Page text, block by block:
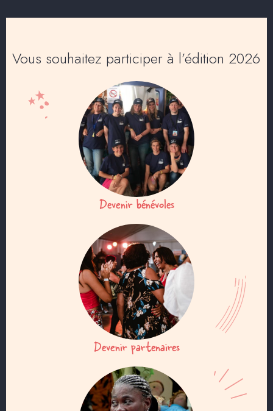
Vous souhaitez participer à l’édition 2026
Devenir bénévoles
Devenir partenaires